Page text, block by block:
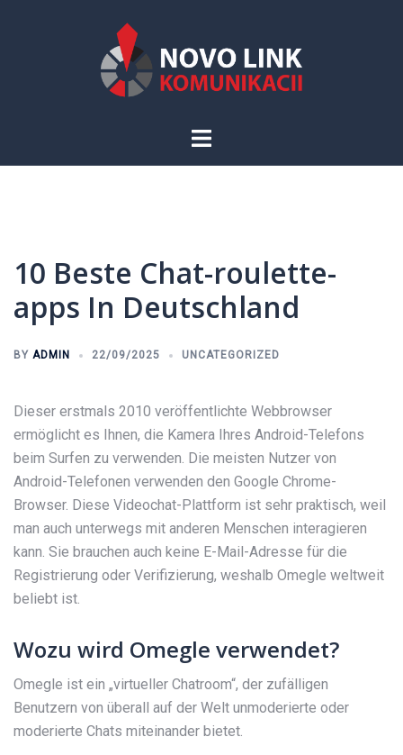
Toggle
10 Beste Chat-roulette-
apps In Deutschland
BY ADMIN 22/09/2025 UNCATEGORIZED
Dieser erstmals 2010 veröffentlichte Webbrowser
ermöglicht es Ihnen, die Kamera Ihres Android-Telefons
beim Surfen zu verwenden. Die meisten Nutzer von
Android-Telefonen verwenden den Google Chrome-
Browser. Diese Videochat-Plattform ist sehr praktisch, weil
man auch unterwegs mit anderen Menschen interagieren
kann. Sie brauchen auch keine E-Mail-Adresse für die
Registrierung oder Verifizierung, weshalb Omegle weltweit
beliebt ist.
Wozu wird Omegle verwendet?
Omegle ist ein „virtueller Chatroom“, der zufälligen
Benutzern von überall auf der Welt unmoderierte oder
moderierte Chats miteinander bietet.